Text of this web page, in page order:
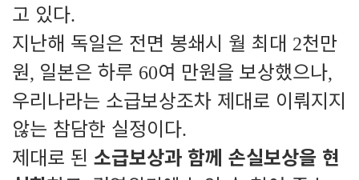
고 있다.
지난해 독일은 전면 봉쇄시 월 최대 2천만
원, 일본은 하루 60여 만원을 보상했으나,
우리나라는 소급보상조차 제대로 이뤄지지
않는 참담한 실정이다.
제대로 된 소급보상과 함께 손실보상을 현